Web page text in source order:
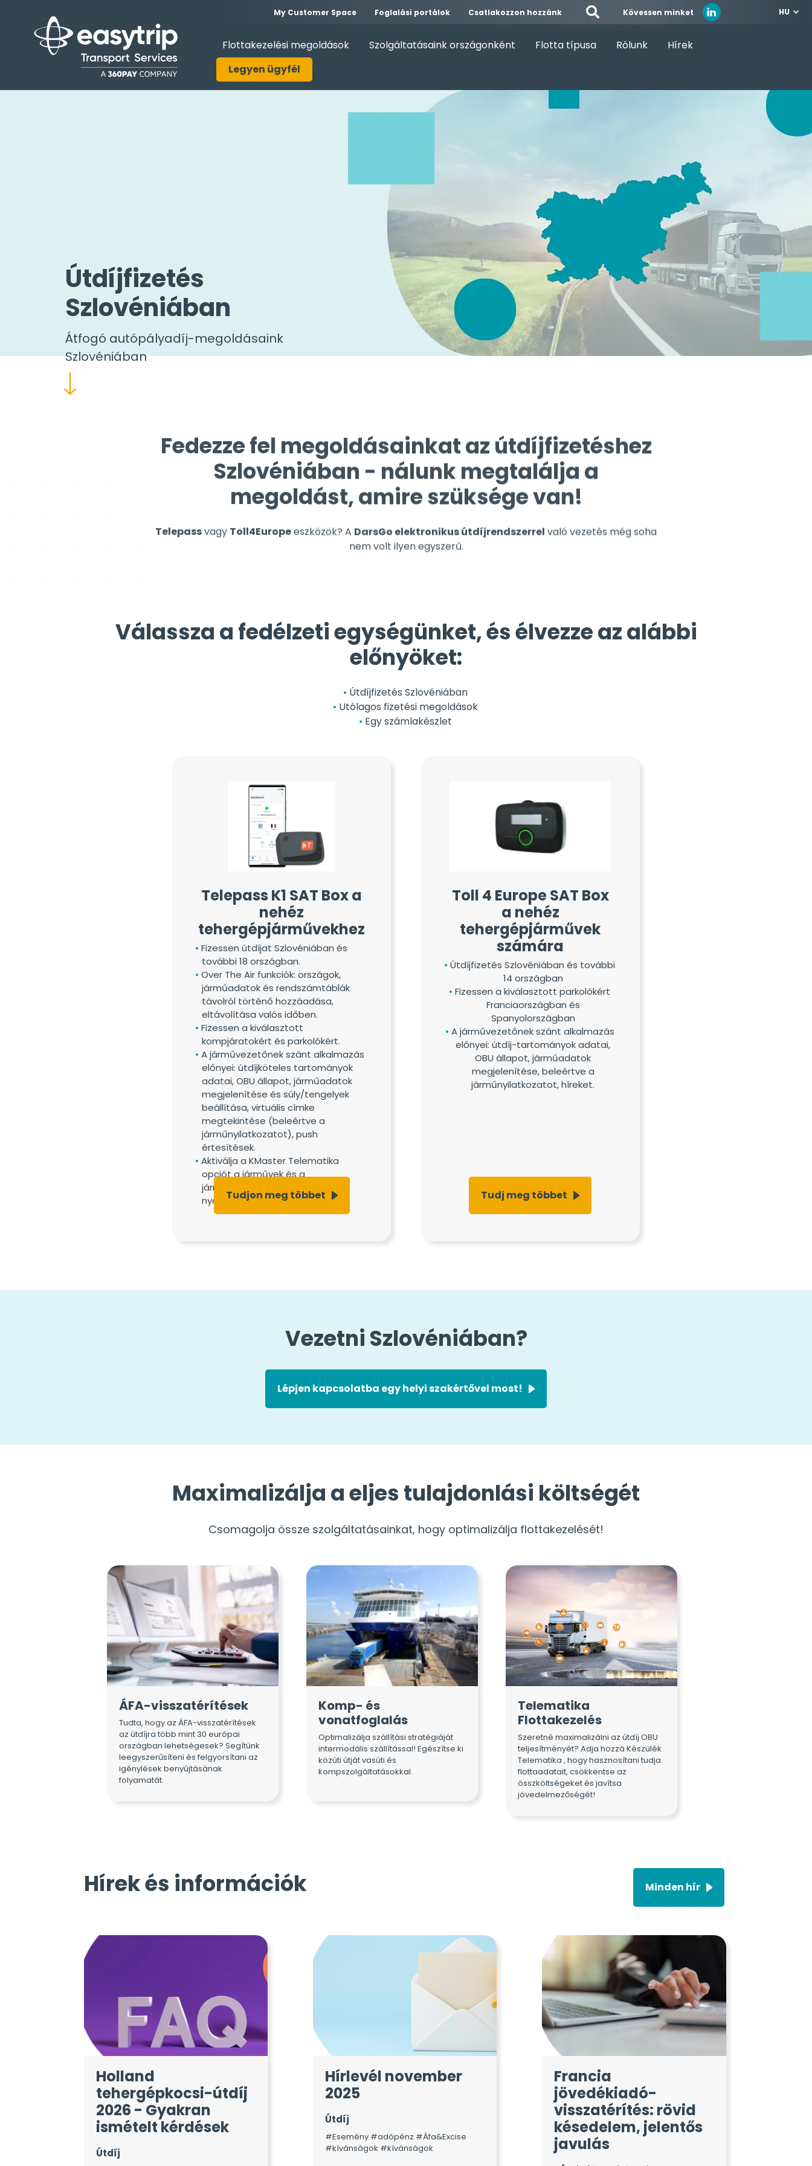
My Customer Space Foglalási portálok Csatlakozzon hozzánk Kövessen minket HU
Flottakezelési megoldások Szolgáltatásaink országonként Flotta típusa Rólunk
Hírek
Legyen ügyfél
Útdíjfizetés
Szlovéniában
Átfogó autópályadíj-megoldásaink
Szlovéniában
Fedezze fel megoldásainkat az útdíjfizetéshez
Szlovéniában - nálunk megtalálja a
megoldást, amire szüksége van!
Telepass Toll4Europe eszközök? A DarsGo elektronikus útdíjrendszerrel való vezetés még soha
nem volt ilyen egyszerű.
Válassza a fedélzeti egységünket, és élvezze az alábbi
előnyöket:
Útdíjfizetés Szlovéniában
Utólagos fizetési megoldások
Egy számlakészlet
Telepass K1 SAT Box a
nehéz
tehergépjárművekhez
Fizessen útdíjat Szlovéniában és
további 18 országban.
Over The Air funkciók: országok,
járműadatok és rendszámtáblák
távolról történő hozzáadása,
eltávolítása valós időben.
Fizessen a kiválasztott
kompjáratokért és parkolókért.
A járművezetőnek szánt alkalmazás
előnyei: útdíjköteles tartományok
adatai, OBU állapot, járműadatok
megjelenítése és súly/tengelyek
beállítása, virtuális címke
megtekintése (beleértve a
járműnyilatkozatot), push
értesítések.
Aktiválja a KMaster Telematika
opciót a járművek és a
járművezetők tevékenységének
nyomon követéséhez.
Tudjon meg többet
Toll 4 Europe SAT Box
a nehéz
tehergépjárművek
számára
Útdíjfizetés Szlovéniában és további
14 országban
Fizessen a kiválasztott parkolókért
Franciaországban és
Spanyolországban
A járművezetőnek szánt alkalmazás
előnyei: útdíj-tartományok adatai,
OBU állapot, járműadatok
megjelenítése, beleértve a
járműnyilatkozatot, híreket.
Tudj meg többet
Vezetni Szlovéniában?
Lépjen kapcsolatba egy helyi szakértővel most!
Maximalizálja a eljes tulajdonlási költségét
Csomagolja össze szolgáltatásainkat, hogy optimalizálja flottakezelését!
ÁFA-visszatérítések
Tudta, hogy az ÁFA-visszatérítések
az útdíjra több mint 30 európai
országban lehetségesek? Segítünk
leegyszerűsíteni és felgyorsítani az
igénylések benyújtásának
folyamatát.
Komp- és
vonatfoglalás
Optimalizálja szállítási stratégiáját
intermodális szállítással! Egészítse ki
közúti útját vasúti és
kompszolgáltatásokkal.
Telematika
Flottakezelés
Szeretné maximalizálni az útdíj OBU
teljesítményét? Adja hozzá Készülék
Telematika , hogy hasznosítani tudja
flottaadatait, csökkentse az
összköltségeket és javítsa
jövedelmezőségét!
Hírek és információk Minden hír
Holland
tehergépkocsi-útdíj
2026 - Gyakran
ismételt kérdések
Útdíj
Hírlevél november
2025
Útdíj
#Esemény #adópénz #Áfa&Excise
#kívánságok #kívánságok
Francia
jövedékiadó-
visszatérítés: rövid
késedelem, jelentős
javulás